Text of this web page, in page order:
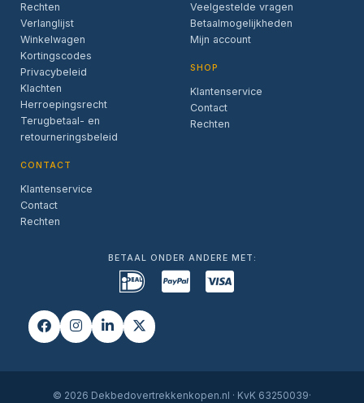
Rechten
Verlanglijst
Winkelwagen
Kortingscodes
Privacybeleid
Klachten
Herroepingsrecht
Terugbetaal- en
retourneringsbeleid
CONTACT
Klantenservice
Contact
Rechten
Veelgestelde vragen
Betaalmogelijkheden
Mijn account
SHOP
Klantenservice
Contact
Rechten
BETAAL ONDER ANDERE MET:
© 2026 Dekbedovertrekkenkopen.nl · KvK 63250039·